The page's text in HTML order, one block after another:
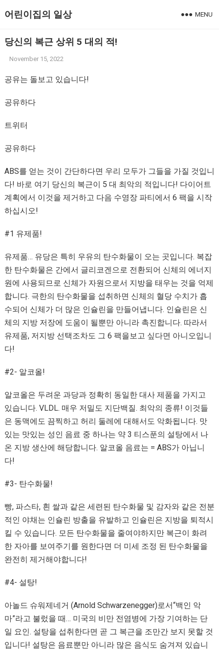
어린이집의 일상 MENU
당신의 복근 상위 5 대의 적!
November 15, 2022
공유는 돌보고 있습니다!
공유하다
트위터
공유하다
ABS를 얻는 것이 간단하다면 우리 모두가 그들을 가질 것입니
다! 바로 여기 당신의 복근이 5 대 최악의 적입니다! 다이어트
계획에서 이것을 제거하고 다음 수영장 파티에서 6 팩을 시작
하십시오!
#1 유제품!
유제품… 유당은 특히 우유의 탄수화물이 오는 곳입니다. 복잡
한 탄수화물은 간에서 글리코겐으로 전환되어 신체의 에너지
원에 사용되므로 신체가 자원으로서 지방을 태우는 것을 억제
합니다. 극한의 탄수화물을 섭취하면 신체의 혈당 수치가 흡
수되어 신체가 더 많은 인슐린을 만들어냅니다. 인슐린은 신
체의 지방 저장에 도움이 될뿐만 아니라 촉진합니다. 따라서
유제품, 저지방 선택조차도 그 6 팩을보고 싶다면 아니오입니
다!
#2- 알코올!
알코올은 두려운 과당과 정확히 동일한 대사 제품을 가지고
있습니다. VLDL. 매우 저밀도 지단백질. 최악의 종류! 이것들
은 동맥에도 끔찍하고 허리 둘레에 대해서도 악화됩니다. 맛
있는 맛있는 성인 음료 중 하나는 약 3 티스푼의 설탕에서 나
온 지방 생산에 해당합니다. 알코올 음료는 = ABS가 아닙니
다!
#3- 탄수화물!
빵, 파스타, 흰 쌀과 같은 세련된 탄수화물 및 감자와 같은 전분
적인 야채는 인슐린 방출을 유발하고 인슐린은 지방을 퇴적시
킬 수 있습니다. 모든 탄수화물을 줄여야하지만 복근이 화려
한 자아를 보여주기를 원한다면 더 미세 조정 된 탄수화물을
완전히 제거해야합니다!
#4- 설탕!
아놀드 슈워제네거 (Arnold Schwarzenegger)로서“백인 악
마”라고 불렀을 때… 미국의 비만 전염병에 가장 기여하는 단
일 요인. 설탕을 섭취한다면 곧 그 복근을 조만간 보지 못할 것
입니다! 설탕은 음료뿐만 아니라 많은 음식도 숨겨져 있습니